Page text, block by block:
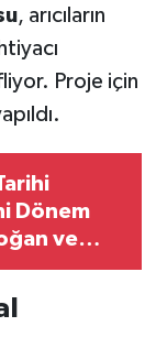
, arıcıların
Proje için
Dönem
ve
35 ile